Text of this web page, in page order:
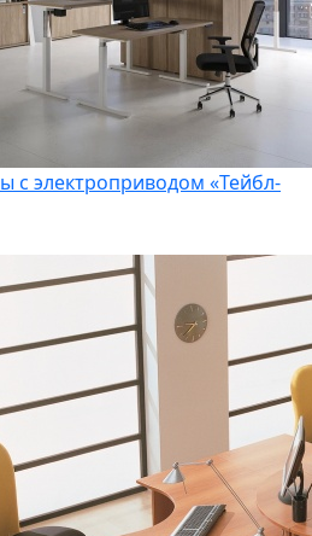
с электроприводом «Тейбл-